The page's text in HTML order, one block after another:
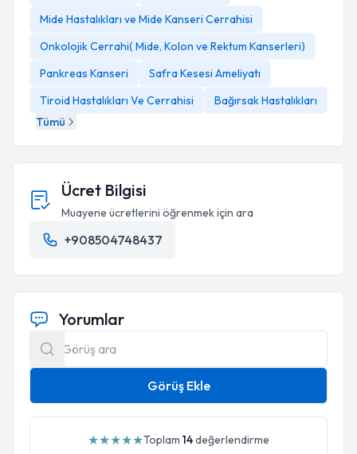
Mide Hastalıkları ve Mide Kanseri Cerrahisi
Onkolojik Cerrahi( Mide, Kolon ve Rektum Kanserleri)
Pankreas Kanseri
Safra Kesesi Ameliyatı
Tiroid Hastalıkları Ve Cerrahisi
Bağırsak Hastalıkları
Tümü
Ücret Bilgisi
Muayene ücretlerini öğrenmek için ara
+908504748437
Yorumlar
Görüş Ekle
★★★★★Toplam 14değerlendirme